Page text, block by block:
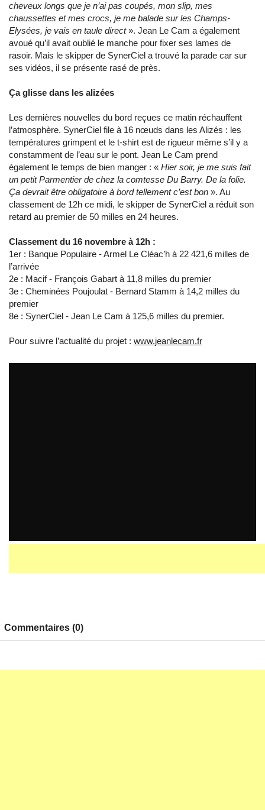
cheveux longs que je n’ai pas coupés, mon slip, mes
chaussettes et mes crocs, je me balade sur les Champs-
Elysées, je vais en taule direct». Jean Le Cam a également
avoué qu’il avait oublié le manche pour fixer ses lames de
rasoir. Mais le skipper de SynerCiel a trouvé la parade car sur
ses vidéos, il se présente rasé de près.
Ça glisse dans les alizées
Les dernières nouvelles du bord reçues ce matin réchauffent
l’atmosphère. SynerCiel file à 16 nœuds dans les Alizés : les
températures grimpent et le t-shirt est de rigueur même s’il y a
constamment de l’eau sur le pont. Jean Le Cam prend
également le temps de bien manger : « Hier soir, je me suis fait
un petit Parmentier de chez la comtesse Du Barry. De la folie.
Ça devrait être obligatoire à bord tellement c’est bon ». Au
classement de 12h ce midi, le skipper de SynerCiel a réduit son
retard au premier de 50 milles en 24 heures.
Classement du 16 novembre à 12h :
1er : Banque Populaire - Armel Le Cléac’h à 22 421,6 milles de
l’arrivée
2e : Macif - François Gabart à 11,8 milles du premier
3e : Cheminées Poujoulat - Bernard Stamm à 14,2 milles du
premier
8e : SynerCiel - Jean Le Cam à 125,6 milles du premier.
Pour suivre l’actualité du projet : www.jeanlecam.fr
Commentaires (0)